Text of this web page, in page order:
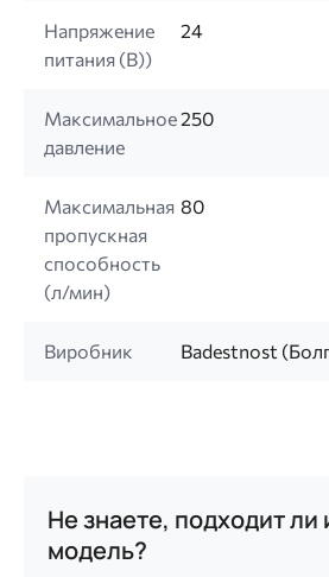
Напряжение
питания (B))
24
Максимальное
давление
250
Максимальная
пропускная
способность
(л/мин)
80
Виробник Badestnost
Не знаете, подходит ли
модель?